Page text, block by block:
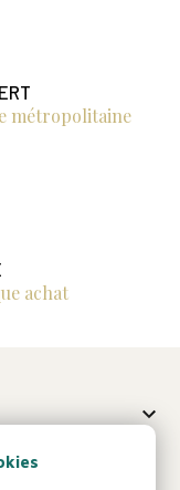
métropolitaine
achat
